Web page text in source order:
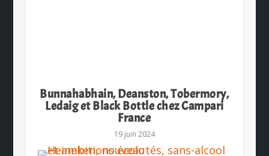
Bunnahabhain, Deanston, Tobermory,
Ledaig et Black Bottle chez Campari
France
19 juin 2024